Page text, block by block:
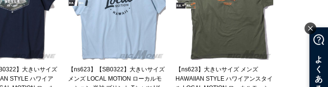
】大きいサイズ
STYLE ハワイア
【ns623】【SB0322】大きいサイズ
メンズ LOCAL MOTION ローカルモ
【ns623】大きいサイズ メンズ
HAWAIIAN STYLE ハワイアンスタイ